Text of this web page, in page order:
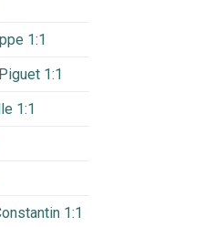
1:1
1:1
1:1
1:1